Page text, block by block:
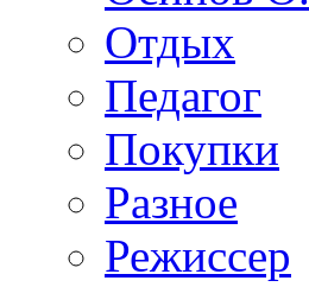
Отдых
Педагог
Покупки
Разное
Режиссер